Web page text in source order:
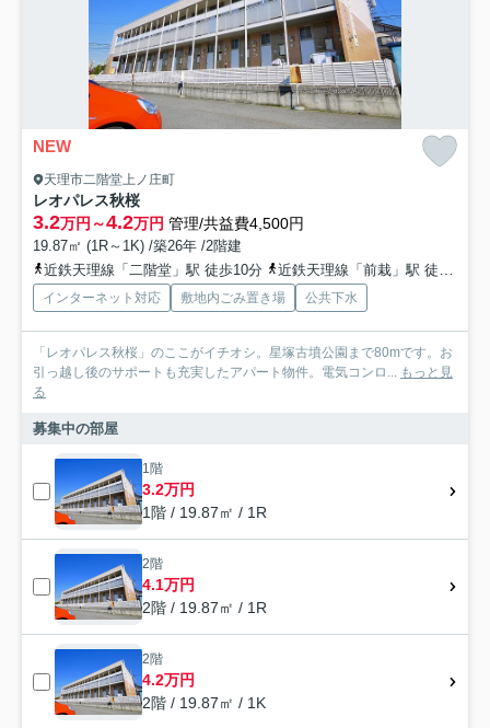
NEW
天理市二階堂上ノ庄町
レオパレス秋桜
3.2万円～4.2万円 管理/共益費4,500円
19.87㎡ (1R～1K) /築26年 /2階建
近鉄天理線「二階堂」駅 徒歩10分
近鉄天理線「前栽」駅 徒歩22分
インターネット対応 敷地内ごみ置き場 公共下水
「レオパレス秋桜」のここがイチオシ。星塚古墳公園まで80mです。お
引っ越し後のサポートも充実したアパート物件。電気コンロ... もっと見
る
募集中の部屋
1階
3.2万円
1階 / 19.87㎡ / 1R
2階
4.1万円
2階 / 19.87㎡ / 1R
2階
4.2万円
2階 / 19.87㎡ / 1K